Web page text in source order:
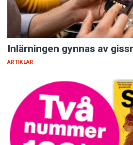
Inlärningen gynnas av
ARTIKLAR